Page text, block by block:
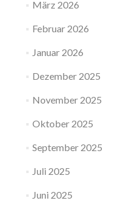
März 2026
Februar 2026
Januar 2026
Dezember 2025
November 2025
Oktober 2025
September 2025
Juli 2025
Juni 2025